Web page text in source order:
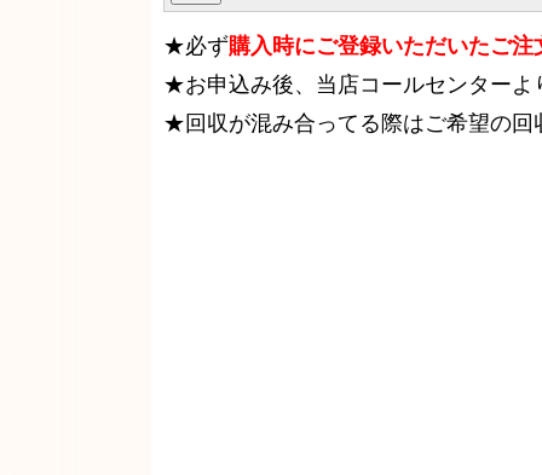
★必ず購入時にご登録いただいたご
★お申込み後、当店コールセンターよ
★回収が混み合ってる際はご希望の回